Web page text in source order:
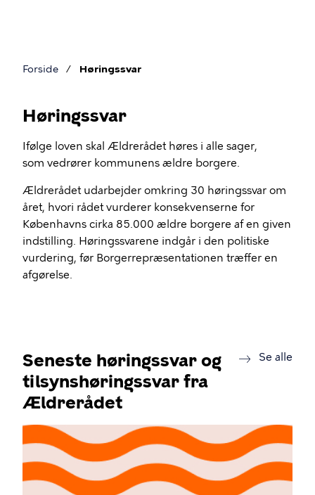
Forside Høringssvar
Høringssvar
Høringssvar
Ifølge loven skal Ældrerådet høres i alle sager,
som vedrører kommunens ældre borgere.
Ældrerådet udarbejder omkring 30 høringssvar om
året, hvori rådet vurderer konsekvenserne for
Københavns cirka 85.000 ældre borgere af en given
indstilling. Høringssvarene indgår i den politiske
vurdering, før Borgerrepræsentationen træffer en
afgørelse.
Se alle
Seneste høringssvar og
tilsynshøringssvar fra
Ældrerådet